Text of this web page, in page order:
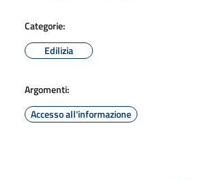
Categorie:
Edilizia
Argomenti:
Accesso all'informazione